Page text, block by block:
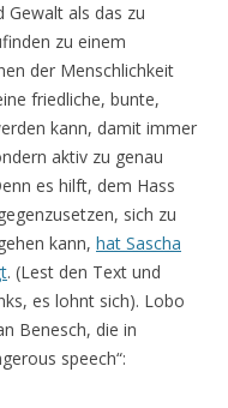
Gewalt als das zu
zu einem
der Menschlichkeit
friedliche, bunte,
kann, damit immer
aktiv zu genau
es hilft, dem Hass
sich zu
kann, hat Sascha
. (Lest den Text und
es lohnt sich). Lobo
Benesch, die in
speech“: